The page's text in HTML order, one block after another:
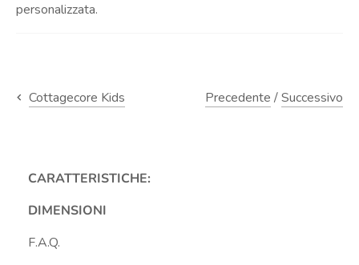
personalizzata.
Cottagecore Kids Precedente /Successivo
CARATTERISTICHE:
DIMENSIONI
F.A.Q.